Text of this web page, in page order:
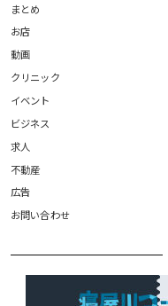
まとめ
お店
動画
クリニック
イベント
ビジネス
求人
不動産
広告
お問い合わせ